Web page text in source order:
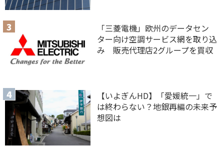
「三菱電機」欧州のデータセン
ター向け空調サービス網を取り込
み 販売代理店2グループを買収
【いよぎんHD】「愛媛統一」で
は終わらない？地銀再編の未来予
想図は